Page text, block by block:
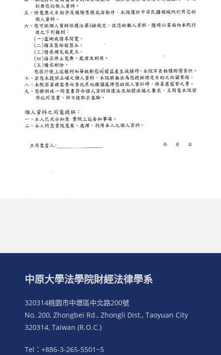
中原大學法學院財經法律學系
320314桃園市中壢區中北路200號
No. 200, Zhongbei Rd., Zhongli Dist., Taoyuan City
320314, Taiwan (R.O.C.)
Tel：+886-3-265-5501~5